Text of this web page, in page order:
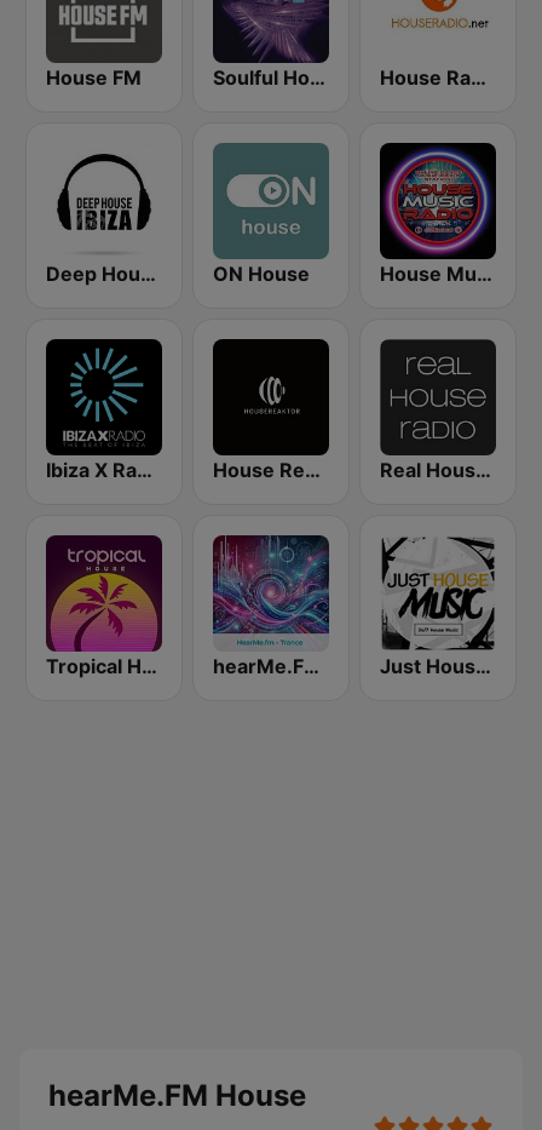
House FM Soulful House House Radio
Deep House Ibiza ON House House Music Radio
Ibiza X Radio House Reaktor Real House Radio
Tropical House hearMe.FM Trance Just House Music
hearMe.FM House